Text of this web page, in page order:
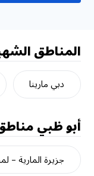
المناطق
دبي مارينا
أبو ظبي
جزيرة المارية –